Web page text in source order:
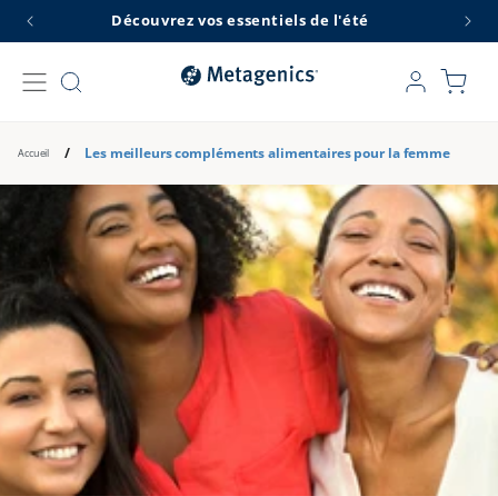
passer
au
Découvrez vos essentiels de l'été
Connexion
Panier
Accueil / Les meilleurs compléments alimentaires pour la femme